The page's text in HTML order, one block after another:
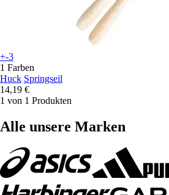
+-3
1 Farben
Huck Springseil
14,19 €
1 von 1 Produkten
Alle unsere Marken